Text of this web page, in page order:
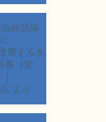
線脱線
に
襲する女
番（雷
より